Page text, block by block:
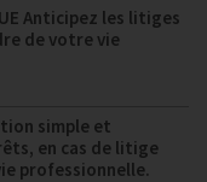
Anticipez les litiges
de votre vie
simple et
en cas de litige
professionnelle.